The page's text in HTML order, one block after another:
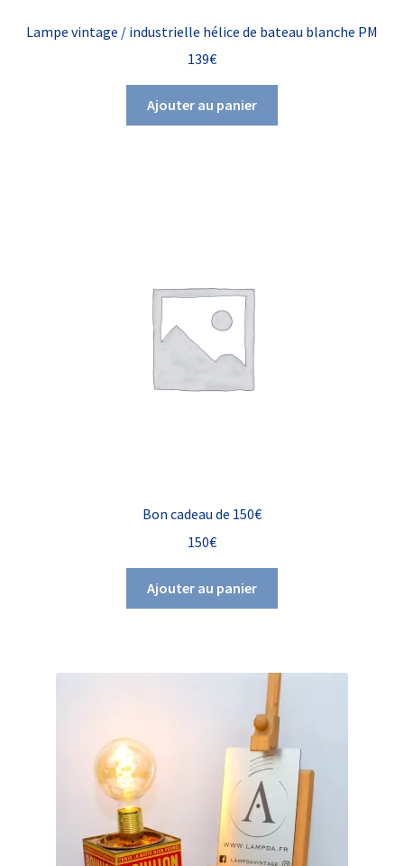
Lampe vintage / industrielle hélice de bateau blanche PM
139€
Ajouter au panier
Bon cadeau de 150€
150€
Ajouter au panier